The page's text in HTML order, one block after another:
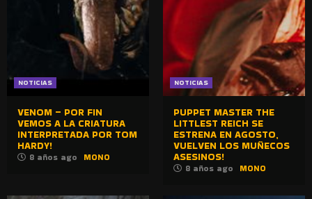
NOTICIAS
VENOM – POR FIN
VEMOS A LA CRIATURA
INTERPRETADA POR TOM
HARDY!
8 años ago MONO
NOTICIAS
PUPPET MASTER THE
LITTLEST REICH SE
ESTRENA EN AGOSTO,
VUELVEN LOS MUÑECOS
ASESINOS!
8 años ago MONO